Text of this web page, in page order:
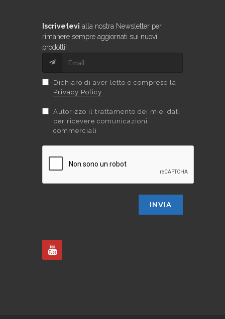
Iscrivetevi alla nostra Newsletter per
rimanere sempre aggiornati sui nuovi
prodotti!
Dichiaro di aver letto e compreso la
Privacy Policy
Autorizzo il trattamento dei miei dati
per ricevere comunicazioni
commerciali
INVIA